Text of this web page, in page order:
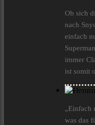
Ob sich
nach
einfach
immer
ist somit
„Einfach
was das